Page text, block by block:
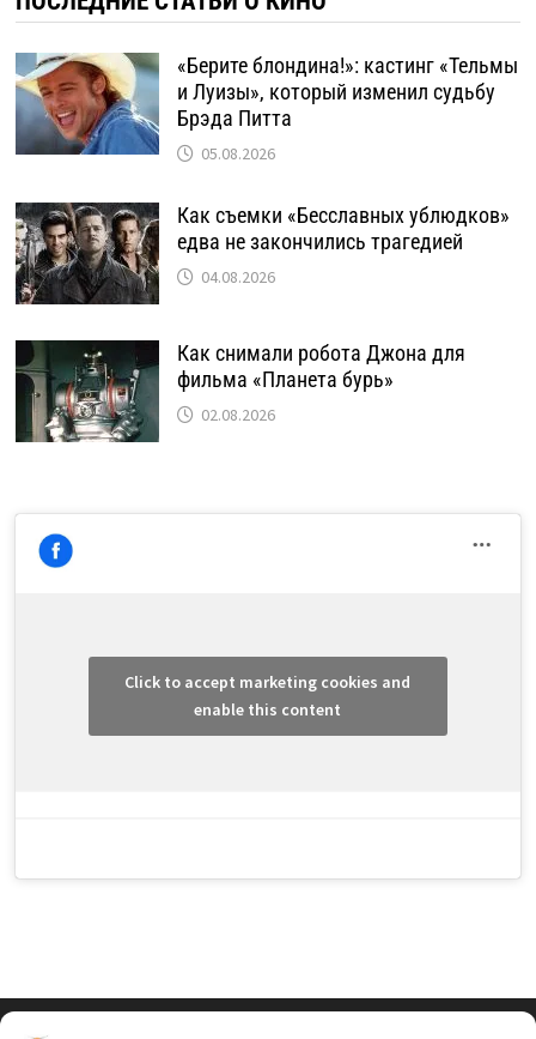
«Берите блондина!»: кастинг «Тельмы
и Луизы», который изменил судьбу
Брэда Питта
05.08.2026
Как съемки «Бесславных ублюдков»
едва не закончились трагедией
04.08.2026
Как снимали робота Джона для
фильма «Планета бурь»
02.08.2026
Click to accept marketing cookies and
enable this content